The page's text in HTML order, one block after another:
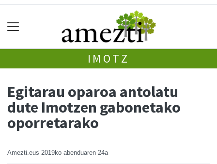
IMOTZ
Egitarau oparoa antolatu
dute Imotzen gabonetako
oporretarako
Amezti.eus 2019ko abenduaren 24a